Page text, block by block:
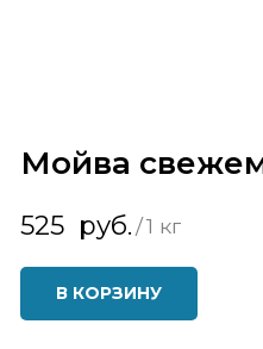
Мойва
525 руб. /1 кг
В КОРЗИНУ